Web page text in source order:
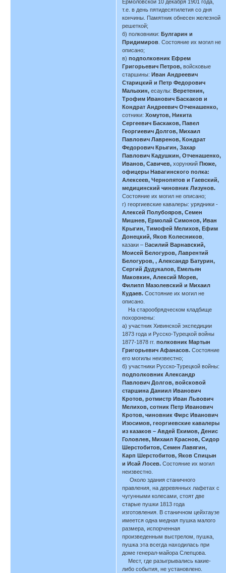
Ермоловской 10 декабря 1901 года,
т.е. в день пятидесятилетия со дня
кончины. Памятник обнесен железной
решеткой;
б) полковники:Булгарин и
Придимиров . Состояние их могил не
описано;
в)подполковник Ефрем
Григорьевич Петров,войсковые
старшины:Иван Андреевич
Старицкий и Петр Федорович
Малыхин,есаулы:Веретенин,
Трофим Иванович Баскаков и
Кондрат Андреевич Отченашенко,
сотники:Хомутов, Никита
Сергеевич Баскаков, Павел
Георгиевич Долгов, Михаил
Павлович Лавренов, Кондрат
Федорович Крыгин, Захар
Павлович Кадушкин, Отченашенко,
Иванов, Савичев, хорунжийПюже,
офицеры Навагинского полка:
Алексеев, Чернопятов и Гаевский,
медицинский чиновник Лизунов.
Состояние их могил не описано;
г) георгиевские кавалеры: урядники -
Алексей Полубояров, Семен
Мишнев, Ермолай Симонов, Иван
Крыгин, Тимофей Мелихов, Ефим
Донецкий, Яков Колесников
казаки – Василий Варнавский,
Моисей Белогуров, Лаврентий
Белогуров, , Александр Батурин,
Сергий Дудукалов, Емельян
Маковкин, Алексий Морев,
Филипп Мазолевский и Михаил
Кудаев. Состояние их могил не
описано.
На старообрядческом кладбище
похоронены:
а) участник Хивинской экспедиции
1873 года и Русско-Турецкой войны
1877-1878 гг.полковник Мартын
Григорьевич Афанасов. Состояние
его могилы неизвестно;
б) участники Русско-Турецкой войны:
подполковник Александр
Павлович Долгов, войсковой
старшина Даниил Иванович
Кротов, ротмистр Иван Львович
Мелихов, сотник Петр Иванович
Кротов, чиновник Фирс Иванович
Изосимов, георгиевские кавалеры
из казаков – Авдей Екимов, Денис
Головлев, Михаил Краснов, Сидор
Шерстобитов, Семен Лавягин,
Карп Шерстобитов, Яков Спицын
и Исай Лосев.Состояние их могил
неизвестно.
Около здания станичного
правления, на деревянных лафетах с
чугунными колесами, стоят две
старые пушки 1813 года
изготовления. В станичном цейхгаузе
имеется одна медная пушка малого
размера, испорченная
произведенным выстрелом, пушка,
пушка эта всегда находилась при
доме генерал-майора Слепцова.
Мест, где разыгрывались какие-
либо события, не установлено.